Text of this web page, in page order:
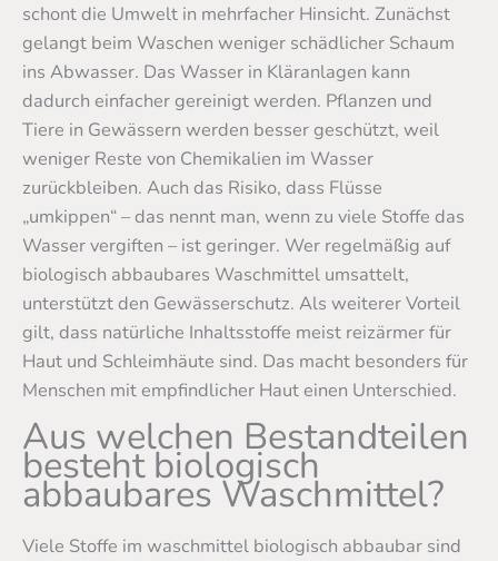
schont die Umwelt in mehrfacher Hinsicht. Zunächst
gelangt beim Waschen weniger schädlicher Schaum
ins Abwasser. Das Wasser in Kläranlagen kann
dadurch einfacher gereinigt werden. Pflanzen und
Tiere in Gewässern werden besser geschützt, weil
weniger Reste von Chemikalien im Wasser
zurückbleiben. Auch das Risiko, dass Flüsse
„umkippen“ – das nennt man, wenn zu viele Stoffe das
Wasser vergiften – ist geringer. Wer regelmäßig auf
biologisch abbaubares Waschmittel umsattelt,
unterstützt den Gewässerschutz. Als weiterer Vorteil
gilt, dass natürliche Inhaltsstoffe meist reizärmer für
Haut und Schleimhäute sind. Das macht besonders für
Menschen mit empfindlicher Haut einen Unterschied.
Aus welchen Bestandteilen
besteht biologisch
abbaubares Waschmittel?
Viele Stoffe im waschmittel biologisch abbaubar sind